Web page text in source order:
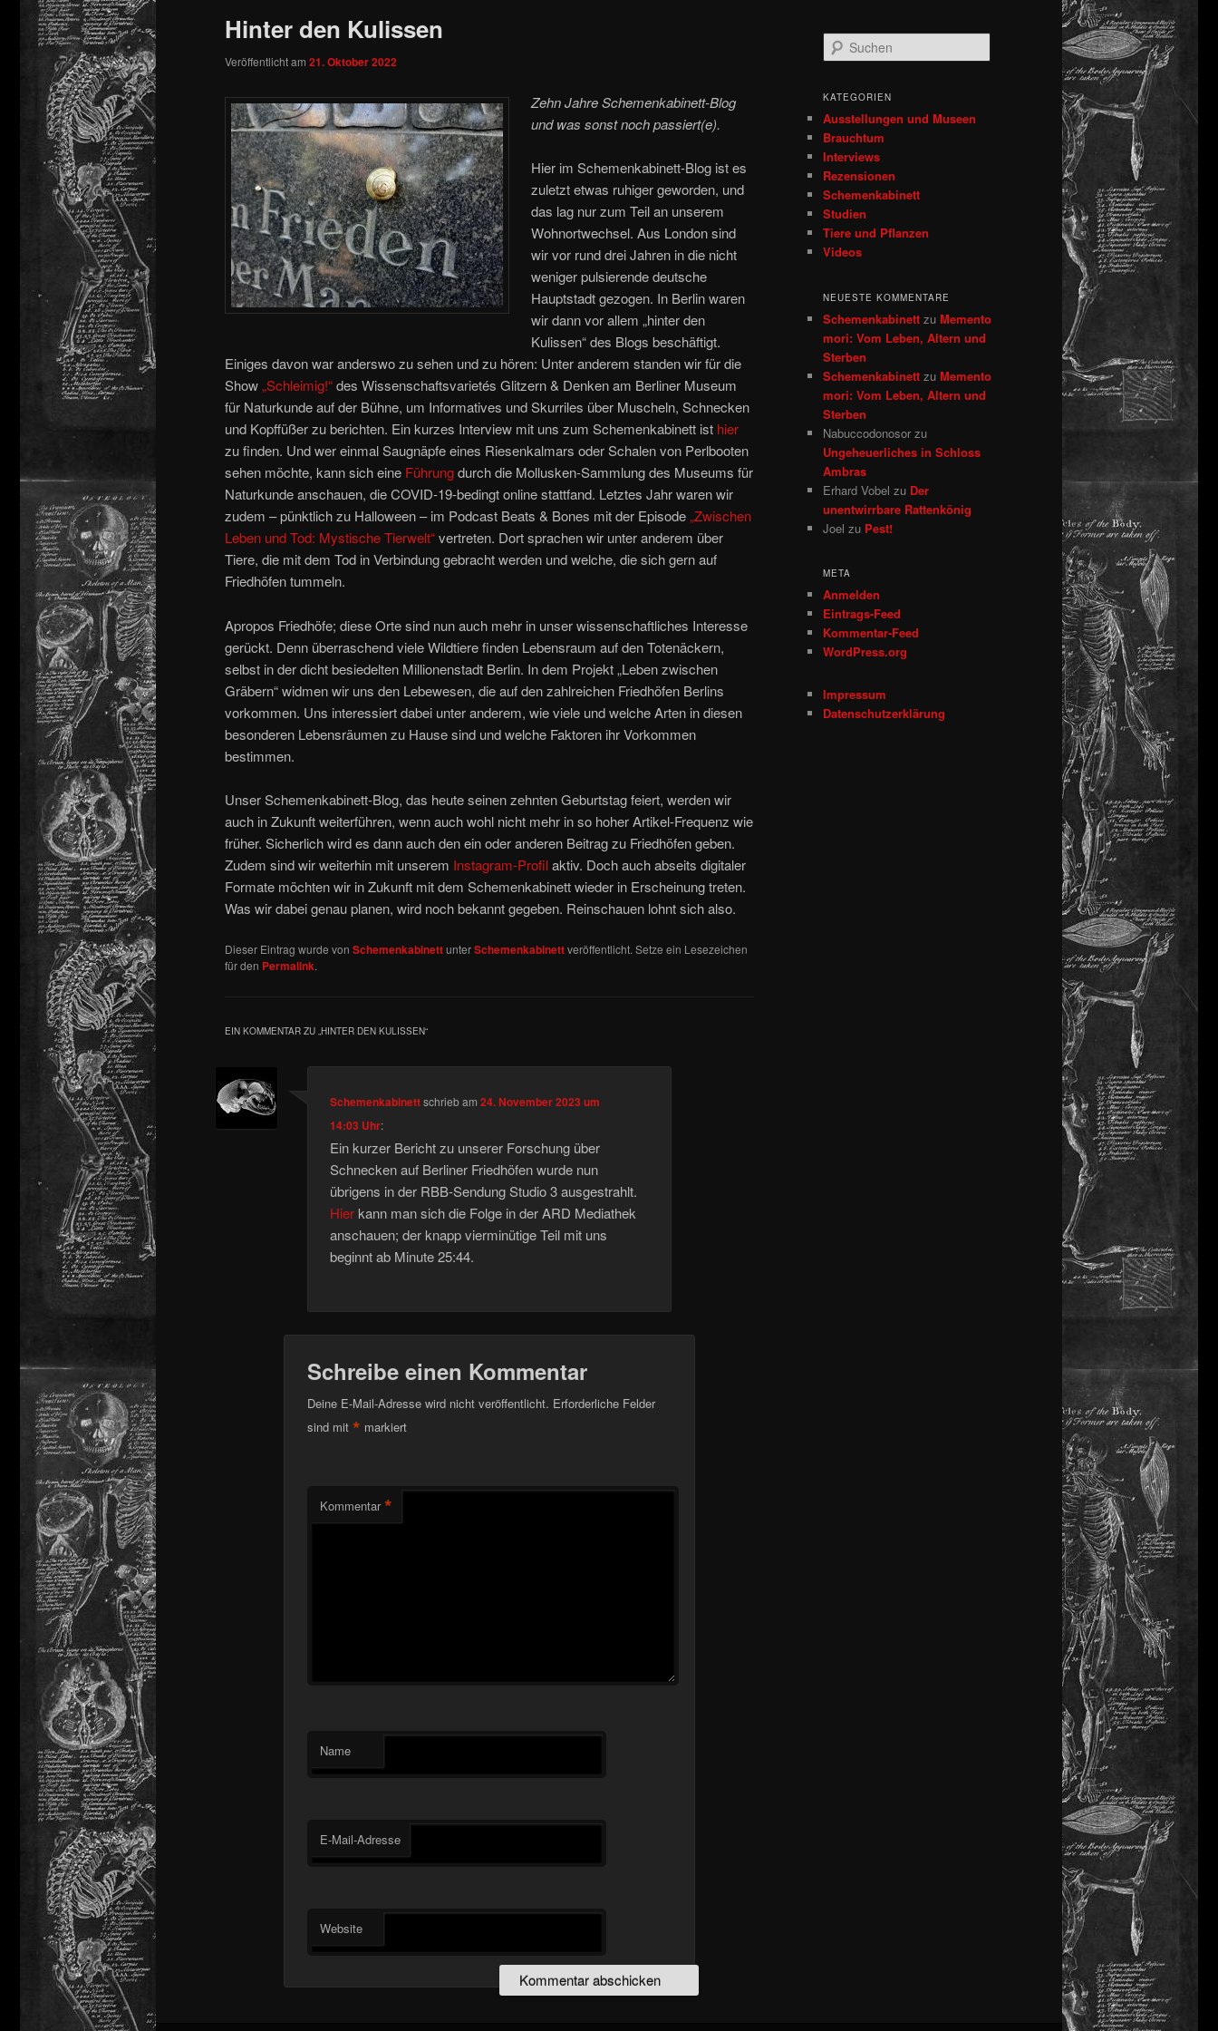
springen
Hinter den Kulissen
Veröffentlicht am 21. Oktober 2022
Zehn Jahre Schemenkabinett-Blog
und was sonst noch passiert(e).
Hier im Schemenkabinett-Blog ist es
zuletzt etwas ruhiger geworden, und
das lag nur zum Teil an unserem
Wohnortwechsel. Aus London sind
wir vor rund drei Jahren in die nicht
weniger pulsierende deutsche
Hauptstadt gezogen. In Berlin waren
wir dann vor allem „hinter den
Kulissen“ des Blogs beschäftigt.
Einiges davon war anderswo zu sehen und zu hören: Unter anderem standen wir für die
Show„Schleimig!“des Wissenschaftsvarietés Glitzern & Denken am Berliner Museum
für Naturkunde auf der Bühne, um Informatives und Skurriles über Muscheln, Schnecken
und Kopffüßer zu berichten. Ein kurzes Interview mit uns zum Schemenkabinett ist hier
zu finden. Und wer einmal Saugnäpfe eines Riesenkalmars oder Schalen von Perlbooten
sehen möchte, kann sich eine Führungdurch die Mollusken-Sammlung des Museums für
Naturkunde anschauen, die COVID-19-bedingt online stattfand. Letztes Jahr waren wir
zudem – pünktlich zu Halloween – im Podcast Beats & Bones mit der Episode„Zwischen
Leben und Tod: Mystische Tierwelt“vertreten. Dort sprachen wir unter anderem über
Tiere, die mit dem Tod in Verbindung gebracht werden und welche, die sich gern auf
Friedhöfen tummeln.
Apropos Friedhöfe; diese Orte sind nun auch mehr in unser wissenschaftliches Interesse
gerückt. Denn überraschend viele Wildtiere finden Lebensraum auf den Totenäckern,
selbst in der dicht besiedelten Millionenstadt Berlin. In dem Projekt „Leben zwischen
Gräbern“ widmen wir uns den Lebewesen, die auf den zahlreichen Friedhöfen Berlins
vorkommen. Uns interessiert dabei unter anderem, wie viele und welche Arten in diesen
besonderen Lebensräumen zu Hause sind und welche Faktoren ihr Vorkommen
bestimmen.
Unser Schemenkabinett-Blog, das heute seinen zehnten Geburtstag feiert, werden wir
auch in Zukunft weiterführen, wenn auch wohl nicht mehr in so hoher Artikel-Frequenz wie
früher. Sicherlich wird es dann auch den ein oder anderen Beitrag zu Friedhöfen geben.
Zudem sind wir weiterhin mit unserem Instagram-Profilaktiv. Doch auch abseits digitaler
Formate möchten wir in Zukunft mit dem Schemenkabinett wieder in Erscheinung treten.
Was wir dabei genau planen, wird noch bekannt gegeben. Reinschauen lohnt sich also.
Dieser Eintrag wurde von SchemenkabinettunterSchemenkabinettveröffentlicht. Setze ein Lesezeichen
für den Permalink.
EIN KOMMENTAR ZU „HINTER DEN KULISSEN“
Schemenkabinettschriebam24. November 2023 um
14:03 Uhr:
Ein kurzer Bericht zu unserer Forschung über
Schnecken auf Berliner Friedhöfen wurde nun
übrigens in der RBB-Sendung Studio 3 ausgestrahlt.
Hier kann man sich die Folge in der ARD Mediathek
anschauen; der knapp vierminütige Teil mit uns
beginnt ab Minute 25:44.
Schreibe einen Kommentar
Deine E-Mail-Adresse wird nicht veröffentlicht. Erforderliche Felder
sind mit * markiert
Kommentar *
Name
E-Mail-Adresse
Website
u
h
n
KATEGORIEN
Ausstellungen und Museen
Brauchtum
Interviews
Rezensionen
Schemenkabinett
Studien
Tiere und Pflanzen
Videos
NEUESTE KOMMENTARE
Schemenkabinett zu Memento
mori: Vom Leben, Altern und
Sterben
Schemenkabinett zu Memento
mori: Vom Leben, Altern und
Sterben
Nabuccodonosor zu
Ungeheuerliches in Schloss
Ambras
Erhard Vobel zu Der
unentwirrbare Rattenkönig
Joel zu Pest!
META
Anmelden
Eintrags-Feed
Kommentar-Feed
WordPress.org
Impressum
Datenschutzerklärung